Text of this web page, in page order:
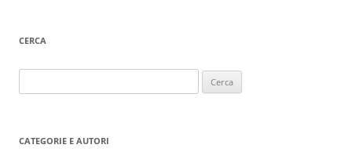
CERCA
per:
CATEGORIE E AUTORI